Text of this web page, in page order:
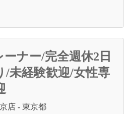
ナー/完全週休2日
/未経験歓迎/女性専
店 - 東京都